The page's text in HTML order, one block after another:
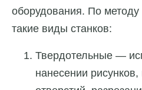
оборудования. По
такие виды станков:
Твердотельные —
нанесении рисунков,